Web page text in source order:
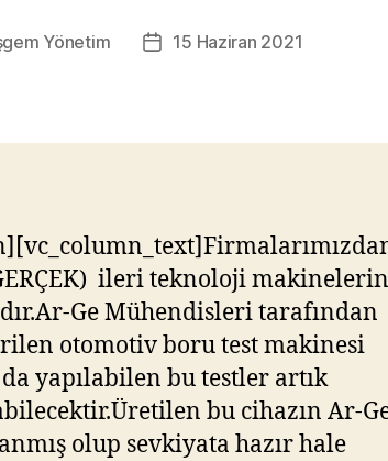
Yönetim
Yazı15 Haziran 2021
ileri teknoloji makinelerin
Ge Mühendisleri tarafından
otomotiv boru test makinesi
yapılabilen bu testler artık
bu cihazın Ar-
olup sevkiyata hazır hale